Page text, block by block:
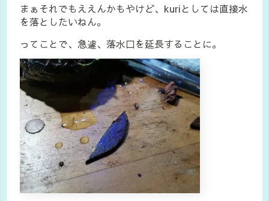
まぁそれでもええんかもやけど、kuriとしては直接水
を落としたいねん。
ってことで、急遽、落水口を延長することに。